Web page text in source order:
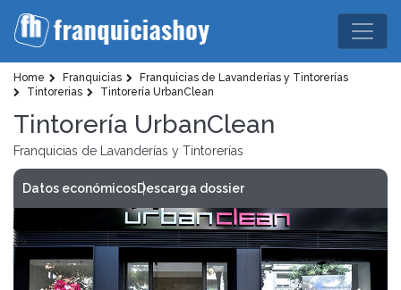
Home Franquicias
Franquicias de Lavanderías y Tintorerías
Tintorerias
Tintorería UrbanClean
Tintorería UrbanClean
Franquicias de Lavanderías y Tintorerías
Datos económicosDescarga dossier